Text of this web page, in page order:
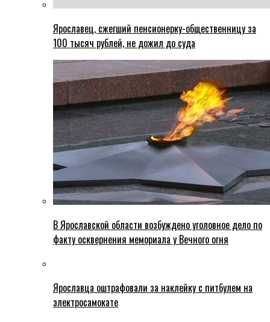
Ярославец, сжегший пенсионерку-общественницу за
100 тысяч рублей, не дожил до суда
В Ярославской области возбуждено уголовное дело по
факту осквернения мемориала у Вечного огня
Ярославца оштрафовали за наклейку с питбулем на
электросамокате